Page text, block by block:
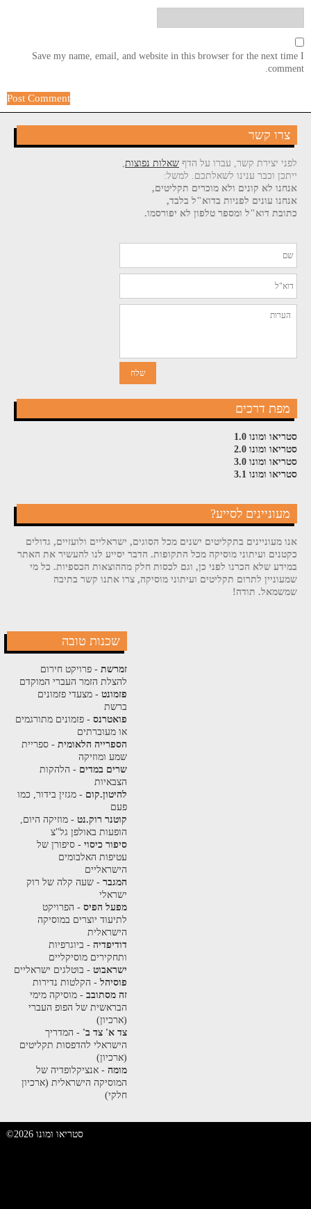
Save my name, email, and website in this browser for the next time I
comment.
צרו קשר
לפני יצירת קשר, עברו על הדף שאלות נפוצות,
ייתכן וכבר ענינו לשאלתכם. למשל:
אנחנו לא קונים ולא מוכרים תקליטים,
אנחנו עונים לפניות בדוא"ל בלבד,
כתובת דוא"ל ומספר טלפון לא יפורסמו.
מפת דרכים
סטריאו ומונו 1.0
סטריאו ומונו 2.0
סטריאו ומונו 3.0
סטריאו ומונו 3.1
מעוניינים לסייע?
אנו מעוניינים בתקליטים ישנים מכל הסוגים, ישראליים ולועזיים, גדולים
כקטנים ועיתוני מוסיקה מכל התקופות. הדבר יסייע לנו להעשיר את האתר
במידע שלא הכרנו לפני כן, וגם לכסות חלק מההוצאות הכספיות. כל מי
שמעוניין לתרום תקליטים ועיתוני מוסיקה, צרו אתנו קשר בתיבה
שמשמאל. תודה!
שכנות טובה
זמרשת- פרויקט חירום
להצלת הזמר העברי המוקדם
פזמונט- מצעדי פזמונים
ברשת
פואטרנס- פזמונים מתורגמים
או מעוברתים
הספרייה הלאומית- ספריית
שמע ומוזיקה
שרים במדים - הלהקות
הצבאיות
להיטון.קום - מגזין בידור, כמו
פעם
קוטנר רוק.נט- מוזיקה היום,
הופעות באולפן גל"צ
סיפור כיסוי- סיפורן של
עטיפות האלבומים
הישראליים
המגבר- שעה קלה של רוק
ישראלי
מפעל הפיס- הפרויקט
לתיעוד יוצרים במוסיקה
הישראלית
דודיפדיה- ביוגרפיות
ותחקירים מוסיקליים
ישראבוט- בוטלגים ישראליים
פוסיהל- הקלטות נדירות
זה מסתובב- מוסיקה מימי
הבראשית של הפופ העברי
(ארכיון)
צד א' צד ב' - המדריך
הישראלי להדפסות תקליטים
(ארכיון)
מומה- אנציקלופדיה של
המוסיקה הישראלית (ארכיון
חלקי)
©2026 סטריאו ומונו